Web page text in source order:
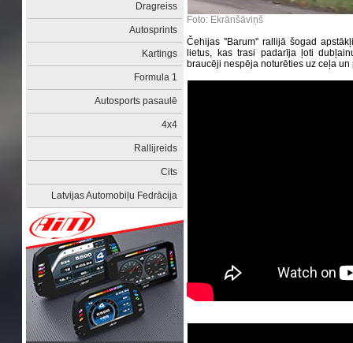
Dragreiss
Autosprints
Kartings
Formula 1
Autosports pasaulē
4x4
Rallijreids
Cits
Latvijas Automobiļu Fedrācija
Foto: Ekrānšāviņš
Čehijas ''Barum'' rallijā šogad
lietus, kas trasi padarīja ļoti
braucēji nespēja noturēties uz ceļa